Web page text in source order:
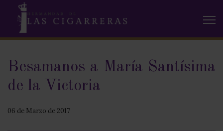
Besamanos a María Santísima
de la Victoria
06 de Marzo de 2017